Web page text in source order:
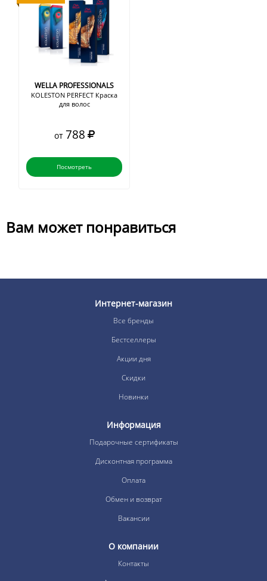
WELLA PROFESSIONALS
KOLESTON PERFECT Краска
для волос
от 788
Посмотреть
Вам может понравиться
Интернет-магазин
Все бренды
Бестселлеры
Акции дня
Скидки
Новинки
Информация
Подарочные сертификаты
Дисконтная программа
Оплата
Обмен и возврат
Вакансии
О компании
Контакты